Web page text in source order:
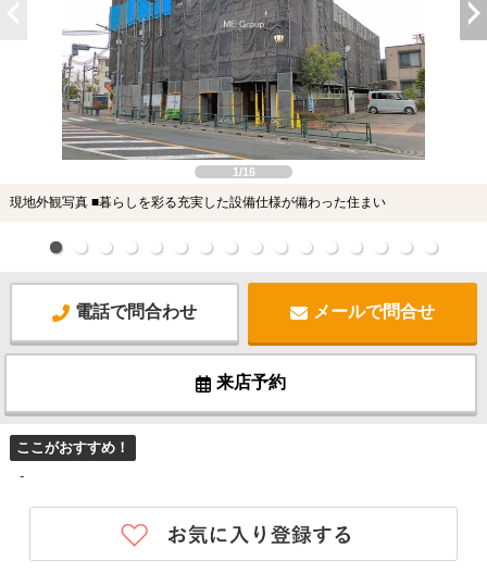
1/16
現地外観写真 ■暮らしを彩る充実した設備仕様が備わった住まい
電話で問合わせ メールで問合せ
来店予約
ここがおすすめ！
-